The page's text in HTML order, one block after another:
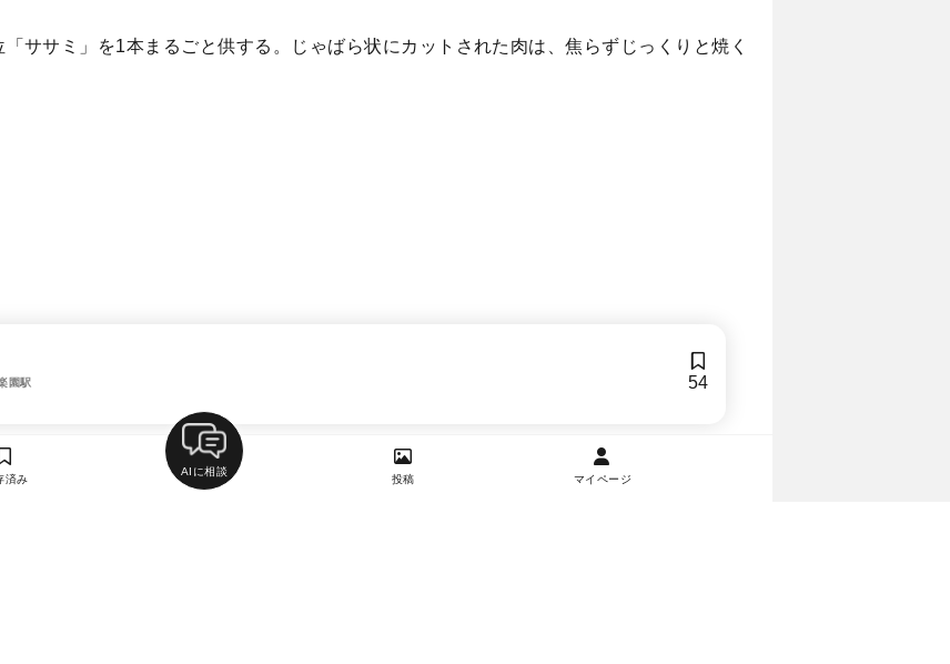
ササミ」を1本まるごと供する。じゃばら状にカットされた肉は、焦らずじっくりと焼く
園駅
54
済み
AIに相談
投稿 マイページ